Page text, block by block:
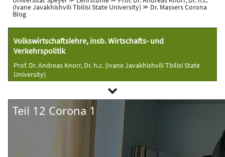
(Ivane Javakhishvili Tbilisi State University) ⪼ Dr. Massers Corona
Blog
Volkswirtschaftslehre, insb. Wirtschafts- und
Verkehrspolitik
Prof. Dr. Andreas Knorr, Dr. h.c. (Ivane Javakhishvili Tbilisi State
University)